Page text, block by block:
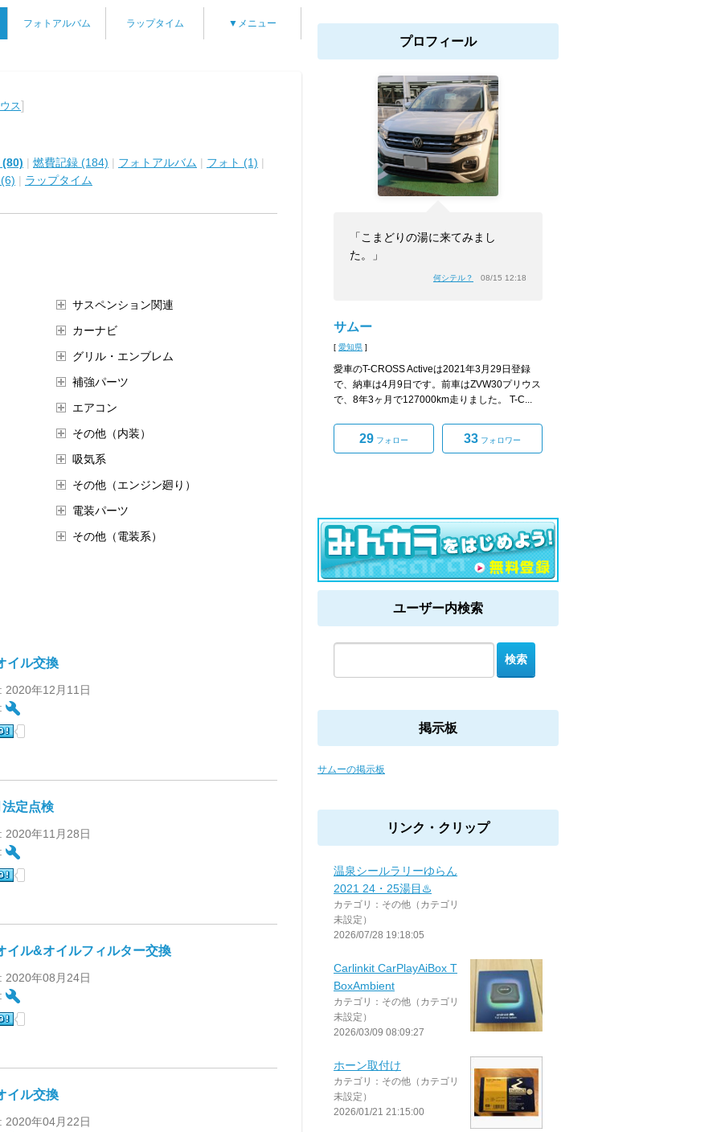
フォトアルバム ラップタイム ▼メニュー
ス]
(80) | 燃費記録 (184) | フォトアルバム | フォト (1) |
| ラップタイム
サスペンション関連
カーナビ
グリル・エンブレム
補強パーツ
エアコン
その他（内装）
吸気系
その他（エンジン廻り）
電装パーツ
その他（電装系）
イル交換
2020年12月11日
定点検
2020年11月28日
イル&オイルフィルター交換
2020年08月24日
イル交換
2020年04月22日
プロフィール
「こまどりの湯に来てみまし
た。」
何シテル？ 08/15 12:18
サムー
[ 愛知県 ]
愛車のT-CROSS Activeは2021年3月29日登録
で、納車は4月9日です。前車はZVW30プリウス
で、8年3ヶ月で127000km走りました。 T-C...
29 フォロー 33 フォロワー
ユーザー内検索
掲示板
サムーの掲示板
リンク・クリップ
温泉シールラリーゆらん
2021 24・25湯目♨️
カテゴリ：その他（カテゴリ
未設定）
2026/07/28 19:18:05
Carlinkit CarPlayAiBox T
BoxAmbient
カテゴリ：その他（カテゴリ
未設定）
2026/03/09 08:09:27
ホーン取付け
カテゴリ：その他（カテゴリ
未設定）
2026/01/21 21:15:00